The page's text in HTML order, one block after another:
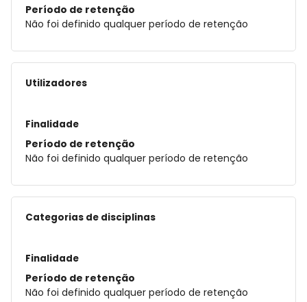
Período de retenção
Não foi definido qualquer período de retenção
Utilizadores
Finalidade
Período de retenção
Não foi definido qualquer período de retenção
Categorias de disciplinas
Finalidade
Período de retenção
Não foi definido qualquer período de retenção